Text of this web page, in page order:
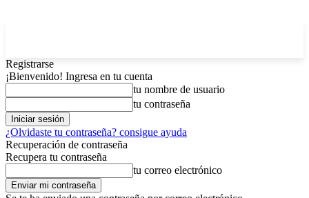
Registrarse
¡Bienvenido! Ingresa en tu cuenta
tu nombre de usuario
tu contraseña
¿Olvidaste tu contraseña? consigue ayuda
Recuperación de contraseña
Recupera tu contraseña
tu correo electrónico